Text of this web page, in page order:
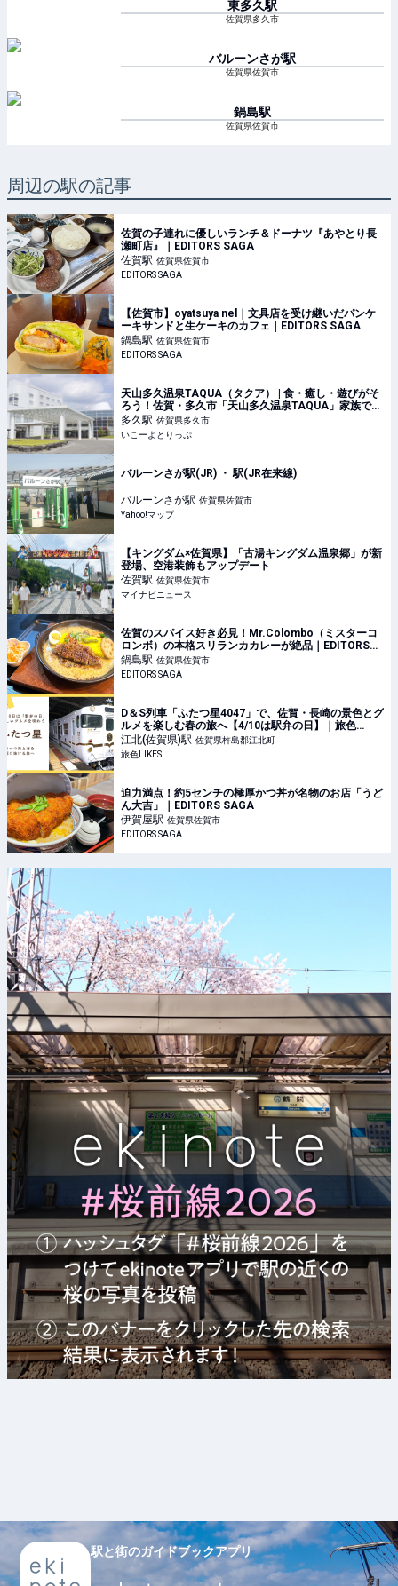
東多久駅
佐賀県多久市
バルーンさが駅
佐賀県佐賀市
鍋島駅
佐賀県佐賀市
周辺の駅の記事
佐賀の子連れに優しいランチ＆ドーナツ『あやとり長
瀬町店』｜EDITORS SAGA
佐賀駅 佐賀県佐賀市
EDITORS SAGA
【佐賀市】oyatsuya nel｜文具店を受け継いだパンケ
ーキサンドと生ケーキのカフェ｜EDITORS SAGA
鍋島駅 佐賀県佐賀市
EDITORS SAGA
天山多久温泉TAQUA（タクア） | 食・癒し・遊びがそ
ろう！佐賀・多久市「天山多久温泉TAQUA」家族で楽
しむ温泉リゾート | 佐賀県多久市 | いこーよとりっぷ
多久駅 佐賀県多久市
いこーよとりっぷ
バルーンさが駅(JR) ・ 駅(JR在来線)
バルーンさが駅 佐賀県佐賀市
Yahoo!マップ
【キングダム×佐賀県】「古湯キングダム温泉郷」が新
登場、空港装飾もアップデート
佐賀駅 佐賀県佐賀市
マイナビニュース
佐賀のスパイス好き必見！Mr.Colombo（ミスターコ
ロンボ）の本格スリランカカレーが絶品｜EDITORS
SAGA
鍋島駅 佐賀県佐賀市
EDITORS SAGA
D＆S列車「ふたつ星4047」で、佐賀・長崎の景色とグ
ルメを楽しむ春の旅へ【4/10は駅弁の日】｜旅色
LIKES
江北(佐賀県)駅 佐賀県杵島郡江北町
旅色LIKES
迫力満点！約5センチの極厚かつ丼が名物のお店「うど
ん大吉」｜EDITORS SAGA
伊賀屋駅 佐賀県佐賀市
EDITORS SAGA
駅と街のガイドブックアプリ